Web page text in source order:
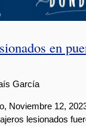
en
García
Noviembre 12,
lesionados